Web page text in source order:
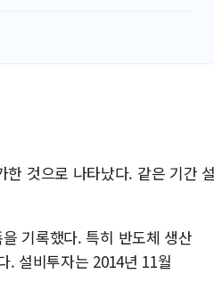
광, 대한민국 다음 100년 밑거름…수
것으로 나타났다. 같은 기간 설
기록했다. 특히 반도체 생산
. 설비투자는 2014년 11월